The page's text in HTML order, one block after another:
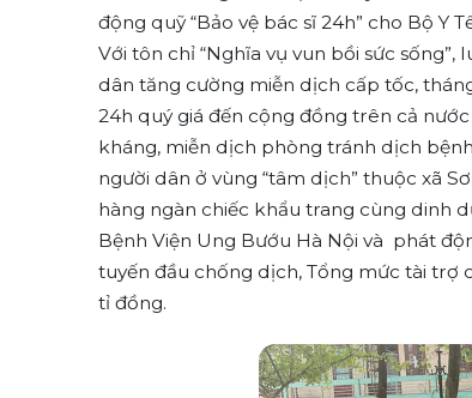
động quỹ “Bảo vệ bác sĩ 24h” cho Bộ Y
Với tôn chỉ “Nghĩa vụ vun bồi sức
dân tăng cường miễn dịch cấp tốc,
24h quý giá đến cộng đồng trên cả
kháng, miễn dịch phòng tránh dịch
người dân ở vùng “tâm dịch” thuộc xã
hàng ngàn chiếc khẩu trang cùng dinh
Bệnh Viện Ung Bướu Hà Nội và phát
tuyến đầu chống dịch, Tổng mức tài trợ
tỉ đồng.